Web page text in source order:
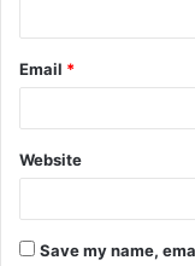
Email *
Website
Save my name,